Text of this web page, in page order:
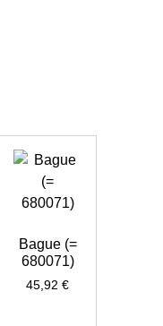
Bague (=
680071)
45,92€